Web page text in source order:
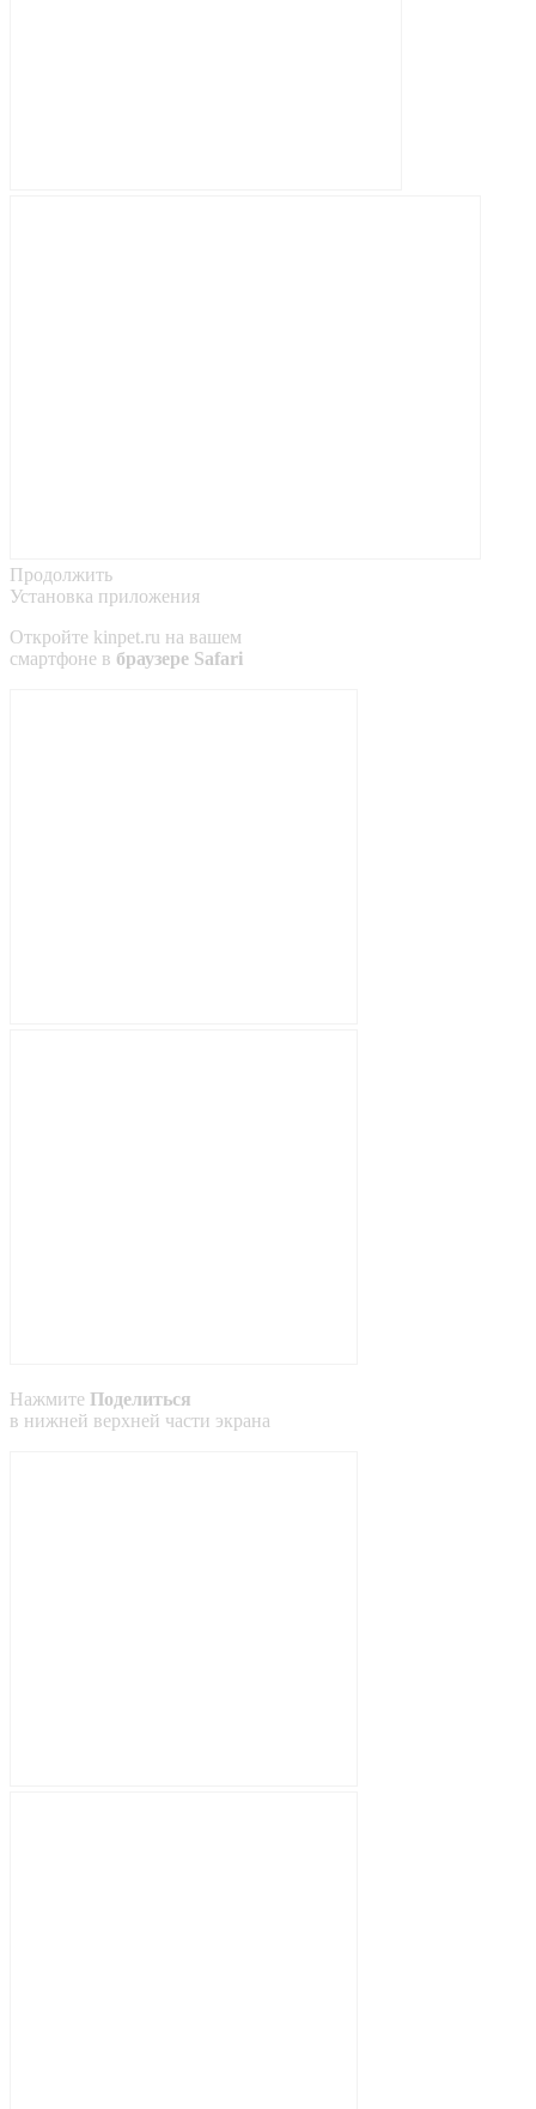
Продолжить
Установка приложения
Откройте kinpet.ru на вашем
смартфоне в браузере Safari
Нажмите Поделиться
в нижней верхней части экрана